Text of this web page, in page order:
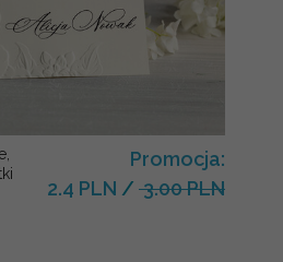
Promocja:
2.4 PLN / 3.00 PLN